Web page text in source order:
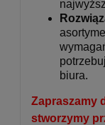
biura.
Zapraszamy
stworzymy